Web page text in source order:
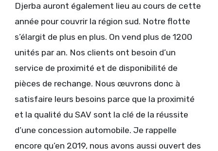
Djerba auront également lieu au cours de cette
année pour couvrir la région sud. Notre flotte
s’élargit de plus en plus. On vend plus de 1200
unités par an. Nos clients ont besoin d’un
service de proximité et de disponibilité de
pièces de rechange. Nous œuvrons donc à
satisfaire leurs besoins parce que la proximité
et la qualité du SAV sont la clé de la réussite
d’une concession automobile. Je rappelle
encore qu’en 2019, nous avons aussi ouvert des